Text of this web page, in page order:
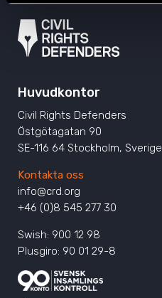
Huvudkontor
Civil Rights Defenders
Östgötagatan 90
SE-116 64 Stockholm, Sverige
Kontakta oss
info@crd.org
+46 (0)8 545 277 30
Swish: 900 12 98
Plusgiro: 90 01 29-8